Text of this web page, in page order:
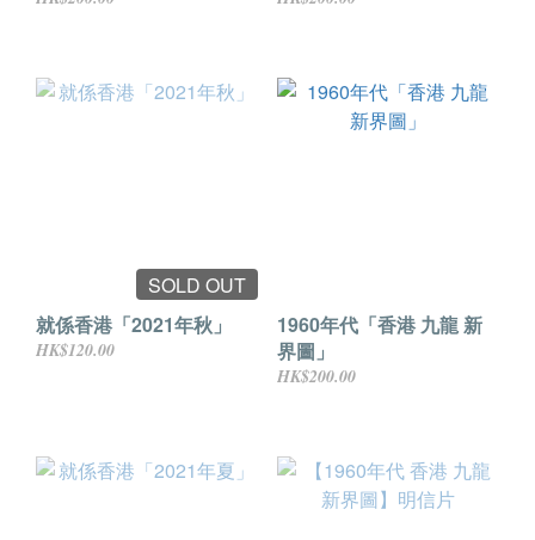
SOLD OUT
就係香港「2021年秋」
HK$120.00
1960年代「香港 九龍 新
界圖」
HK$200.00